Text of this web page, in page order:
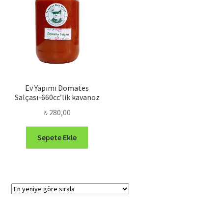
Ev Yapımı Domates
Salçası-660cc’lik kavanoz
₺280,00
Sepete Ekle